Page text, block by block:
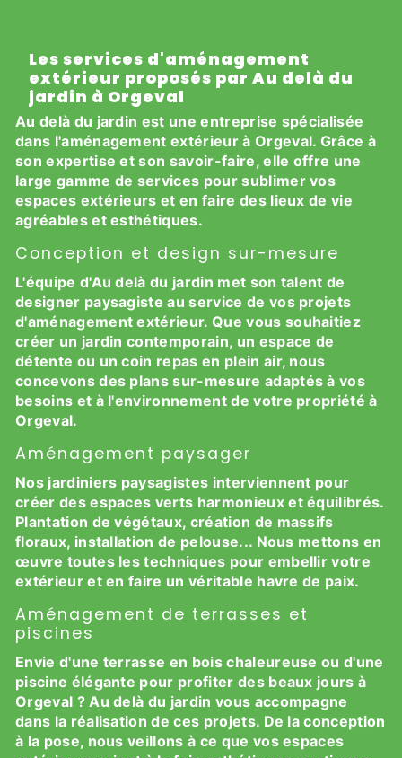
Les services d'aménagement
extérieur proposés par Au delà du
jardin à Orgeval
Au delà du jardin est une entreprise spécialisée
dans l'aménagement extérieur à Orgeval. Grâce à
son expertise et son savoir-faire, elle offre une
large gamme de services pour sublimer vos
espaces extérieurs et en faire des lieux de vie
agréables et esthétiques.
Conception et design sur-mesure
L'équipe d'Au delà du jardin met son talent de
designer paysagiste au service de vos projets
d'aménagement extérieur. Que vous souhaitiez
créer un jardin contemporain, un espace de
détente ou un coin repas en plein air, nous
concevons des plans sur-mesure adaptés à vos
besoins et à l'environnement de votre propriété à
Orgeval.
Aménagement paysager
Nos jardiniers paysagistes interviennent pour
créer des espaces verts harmonieux et équilibrés.
Plantation de végétaux, création de massifs
floraux, installation de pelouse... Nous mettons en
œuvre toutes les techniques pour embellir votre
extérieur et en faire un véritable havre de paix.
Aménagement de terrasses et
piscines
Envie d'une terrasse en bois chaleureuse ou d'une
piscine élégante pour profiter des beaux jours à
Orgeval ? Au delà du jardin vous accompagne
dans la réalisation de ces projets. De la conception
à la pose, nous veillons à ce que vos espaces